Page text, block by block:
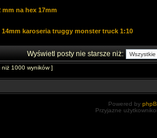
mm na hex 17mm
14mm karoseria truggy monster truck 1:10
Wyświetl posty nie starsze niż:
1000 wyników ]
Powered by
Przyjazne